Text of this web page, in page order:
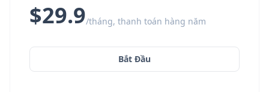
$29.9/tháng, thanh toán hàng năm
Bắt Đầu